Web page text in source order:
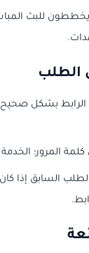
يخططون للبث
الطلب
الرابط بشكل
كلمة المرور؛ الخدمة
الطلب السابق إذا